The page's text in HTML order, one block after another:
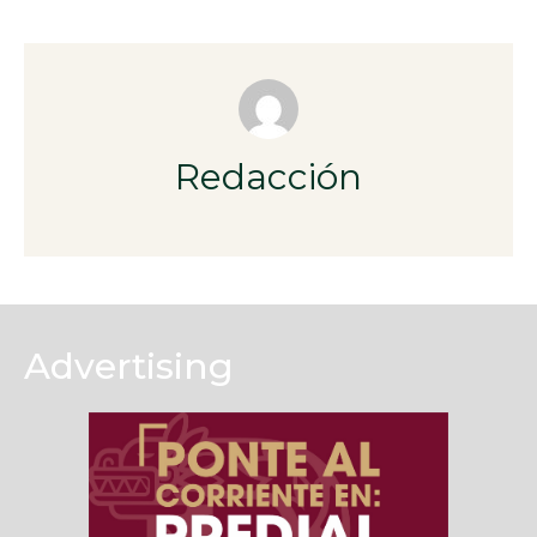
Redacción
Advertising